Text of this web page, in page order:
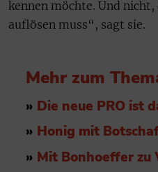
kennen möchte. Und
auflösen muss“, sagt sie.
Mehr zum
» Die neue PRO ist
» Honig mit
» Mit Bonhoeffer zu